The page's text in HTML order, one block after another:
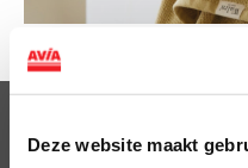
Deze website maakt